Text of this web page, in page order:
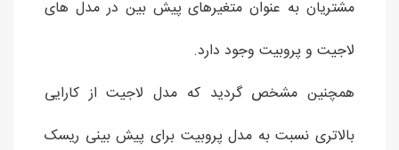
مشتریان به عنوان متغیرهای پیش بین در مدل های
لاجیت و پروبیت وجود دارد.
همچنین مشخص گردید که مدل لاجیت از کارایی
بالاتری نسبت به مدل پروبیت برای پیش بینی ریسک